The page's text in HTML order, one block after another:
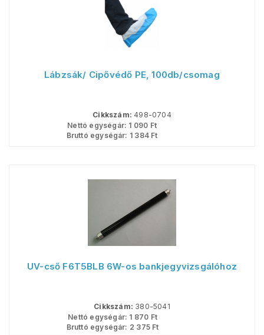
Lábzsák/ Cipővédő PE, 100db/csomag
Cikkszám: 498-0704
Nettó egységár: 1 090 Ft
Bruttó egységár: 1 384Ft
UV-cső F6T5BLB 6W-os bankjegyvizsgálóhoz
Cikkszám: 380-5041
Nettó egységár: 1 870 Ft
Bruttó egységár: 2 375Ft